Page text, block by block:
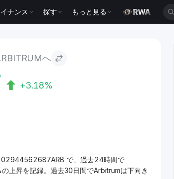
ナンス 探す もっと見る
へ
+3.18%
で、過去24時間で
上昇を記録。過去30日間でArbitrumは下向き